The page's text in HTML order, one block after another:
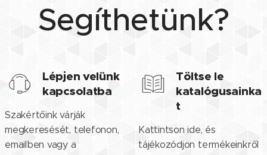
Segíthetünk?
Lépjen velünk
kapcsolatba
Szakértőink várják
megkeresését, telefonon,
emailben vagy a
Töltse le
katalógusainka
t
Kattintson ide, és
tájékozódjon termékeinkről